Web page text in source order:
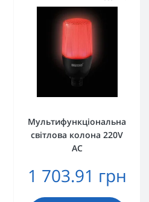
Мультифункціональна
світлова колона 220V
AC
1 703.91 грн